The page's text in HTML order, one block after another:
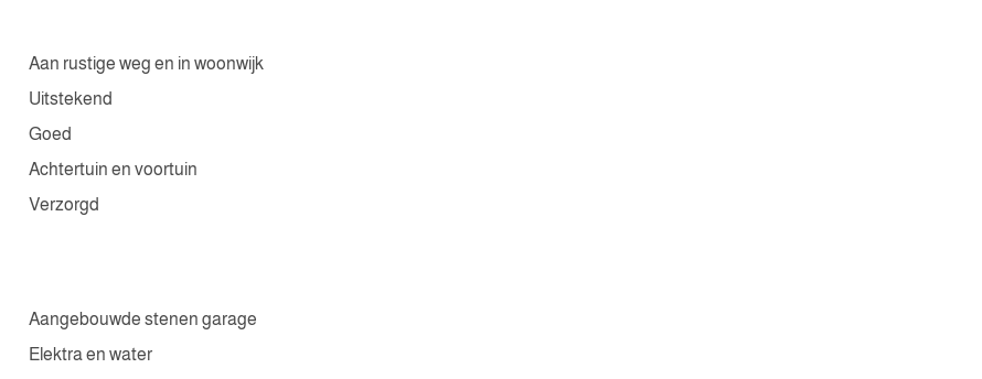
Aan rustige weg en in woonwijk
Uitstekend
Goed
Achtertuin en voortuin
Verzorgd
Aangebouwde stenen garage
Elektra en water